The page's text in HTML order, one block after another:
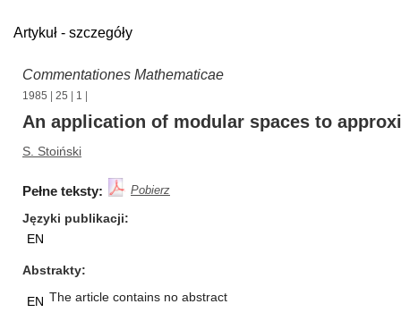
Artykuł - szczegóły
Commentationes Mathematicae
1985 25 1
An application of modular spaces to
S. Stoiński
Pełne teksty: Pobierz
Języki publikacji
EN
Abstrakty
EN The article contains no abstract